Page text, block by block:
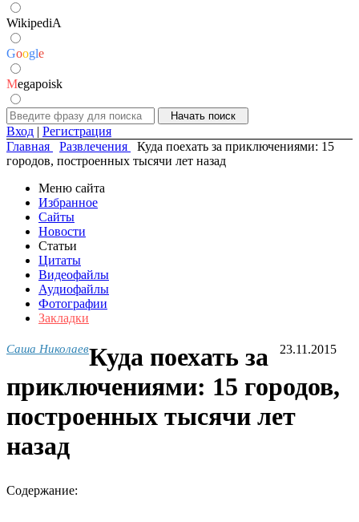
WikipediA
Google
Megapoisk
Вход | Регистрация
Главная
Развлечения
Куда поехать за приключениями: 15
городов, построенных тысячи лет назад
Меню сайта
Избранное
Сайты
Новости
Статьи
Цитаты
Видеофайлы
Аудиофайлы
Фотографии
Закладки
Саша Николаев 23.11.2015
Куда поехать за
приключениями: 15 городов,
построенных тысячи лет
назад
Содержание: